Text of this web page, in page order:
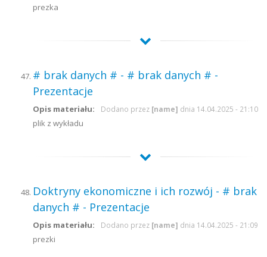
prezka
# brak danych # - # brak danych # -
Prezentacje
Dodano przez [name] dnia 14.04.2025 - 21:10
Opis materiału:
plik z wykładu
Doktryny ekonomiczne i ich rozwój - # brak
danych # - Prezentacje
Dodano przez [name] dnia 14.04.2025 - 21:09
Opis materiału:
prezki